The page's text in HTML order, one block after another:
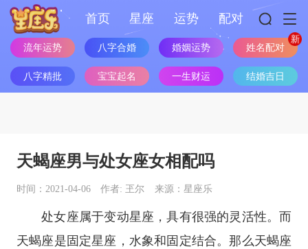
首页 星座 运势 配对
流年运势 八字合婚 婚姻运势 姓名配对
八字精批 宝宝起名 一生财运 结婚吉日
天蝎座男与处女座女相配吗
时间：2021-04-06 作者: 玊尔 来源：星座乐
处女座属于变动星座 ，具有很强的灵活性。而
天蝎座是固定星座 ，水象和固定结合。那么天蝎座